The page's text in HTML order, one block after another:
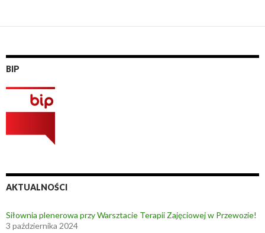
po
BIP
AKTUALNOŚCI
Siłownia plenerowa przy Warsztacie Terapii Zajęciowej w Przewozie!
3 października 2024